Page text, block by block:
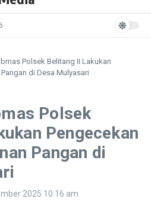
Polsek Belitang II Lakukan
di Desa Mulyasari
Polsek
Pengecekan
Pangan di
2025 10:16 am